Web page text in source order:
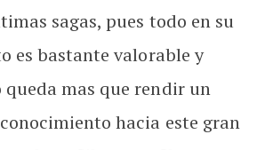
sagas, pues todo en su
es bastante valorable y
queda mas que rendir un
hacia este gran